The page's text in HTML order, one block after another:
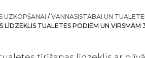
UZKOPŠANAI /VANNASISTABAI UN TUALETEI
LĪDZEKLIS TUALETES PODIEM UN VIRSMĀM